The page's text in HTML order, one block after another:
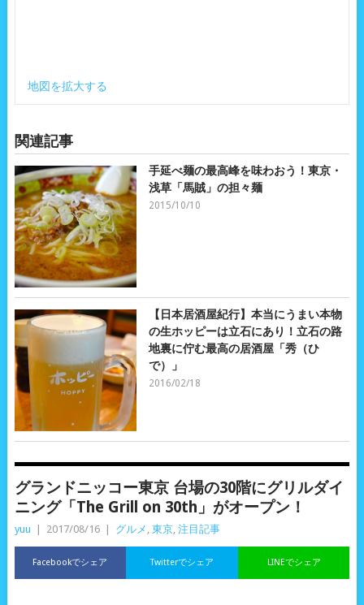
地図を拡大する
関連記事
手延べ麺の最高峰を味わおう！東京・
浅草「馬賊」の担々麺
2015/10/10
【日本居酒屋紀行】本当にうまい本物
の生ホッピーは立石にあり！立石の路
地裏に佇む最高の居酒屋「秀（ひ
で）」
2016/02/18
グランドニッコー東京 台場の30階にグリルダイ
ニング「The Grill on 30th」がオープン！
yuu 2017/08/16 グルメ 東京, 注目記事
Facebookでシェア LINEでシェア
Twitterでシェア